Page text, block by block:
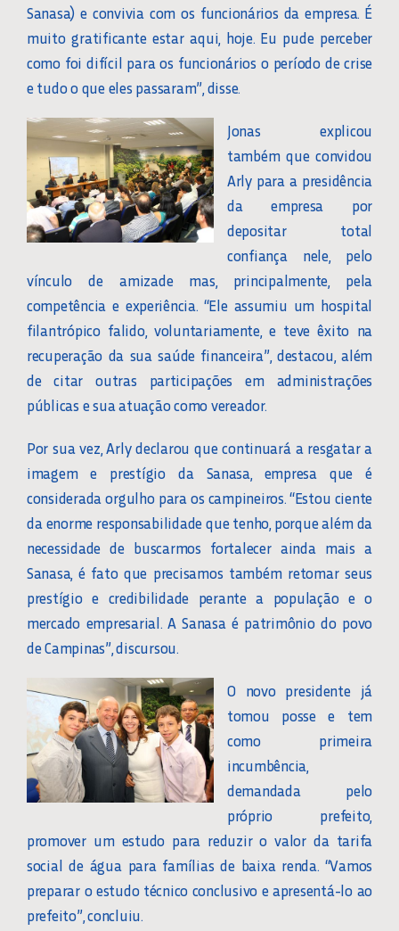
Sanasa) e convivia com os funcionários da empresa. É
muito gratificante estar aqui, hoje. Eu pude perceber
como foi difícil para os funcionários o período de crise
e tudo o que eles passaram”, disse.
Jonas explicou
também que convidou
Arly para a presidência
da empresa por
depositar total
confiança nele, pelo
vínculo de amizade mas, principalmente, pela
competência e experiência. “Ele assumiu um hospital
filantrópico falido, voluntariamente, e teve êxito na
recuperação da sua saúde financeira”, destacou, além
de citar outras participações em administrações
públicas e sua atuação como vereador.
Por sua vez, Arly declarou que continuará a resgatar a
imagem e prestígio da Sanasa, empresa que é
considerada orgulho para os campineiros. “Estou ciente
da enorme responsabilidade que tenho, porque além da
necessidade de buscarmos fortalecer ainda mais a
Sanasa, é fato que precisamos também retomar seus
prestígio e credibilidade perante a população e o
mercado empresarial. A Sanasa é patrimônio do povo
de Campinas”, discursou.
O novo presidente já
tomou posse e tem
como primeira
incumbência,
demandada pelo
próprio prefeito,
promover um estudo para reduzir o valor da tarifa
social de água para famílias de baixa renda. “Vamos
preparar o estudo técnico conclusivo e apresentá-lo ao
prefeito”, concluiu.